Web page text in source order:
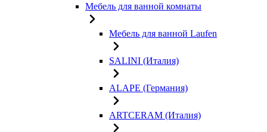
Мебель для ванной комнаты
Мебель для ванной Laufen
SALINI (Италия)
ALAPE (Германия)
ARTCERAM (Италия)